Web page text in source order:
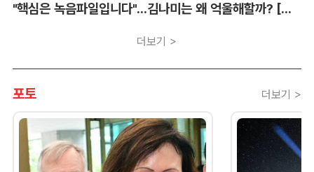
"핵심은 녹음파일입니다"...김나미는 왜 억울해할까? [유병철의 스포츠 렉시오]
더보기 >
포토 더보기 >